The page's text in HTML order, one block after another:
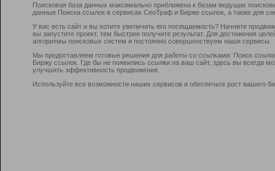
Поисковая база данных максимально приближена к базам ведущих
данные Поиска ссылок в сервисах СеоТраф и Бирже ссылок, а также для
У вас есть сайт и вы хотите увеличить его посещаемость? Начните
вы запустите проект, тем быстрее получите результат. Для достижения
алгоритмы поисковых систем и постоянно совершенствуем наши сервисы.
Мы предоставляем готовые решения для работы со ссылками: Поиск
Биржу ссылок. Где бы не появились ссылки на ваш сайт, здесь вы всегда
улучшить эффективность продвижения.
Используйте все возможности наших сервисов и обеспечьте рост вашего